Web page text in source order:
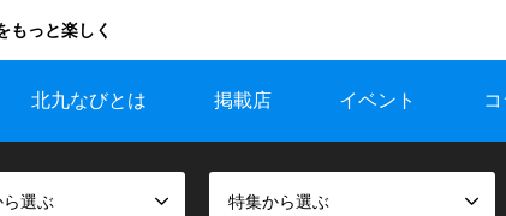
もっと楽しく
北九なびとは 掲載店 イベント
選ぶ 特集から選ぶ